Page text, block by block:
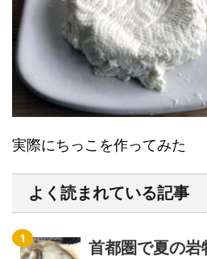
実際にちっこを作ってみた
よく読まれている記事
首都圏で夏の